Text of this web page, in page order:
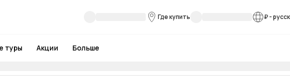
Где купить ₽-
туры Акции Больше